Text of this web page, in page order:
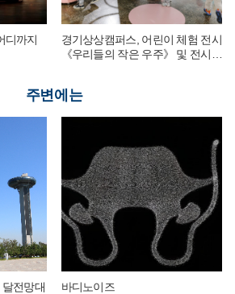
디까지
경기상상캠퍼스, 어린이 체험 전시
《우리들의 작은 우주》 및 전시
주변에는
전망대 바디노이즈